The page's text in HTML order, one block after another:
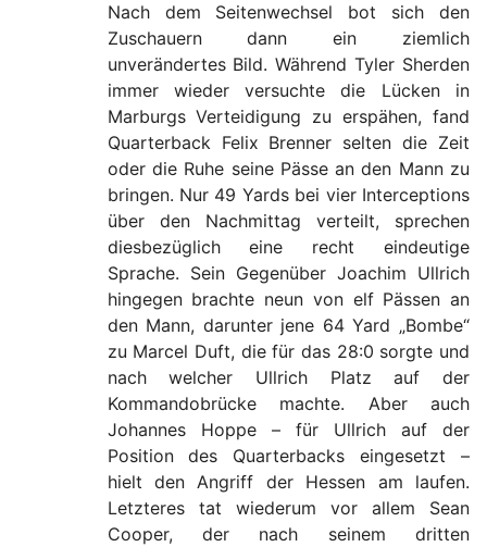
Nach dem Seitenwechsel bot sich den
Zuschauern dann ein ziemlich
unverändertes Bild. Während Tyler Sherden
immer wieder versuchte die Lücken in
Marburgs Verteidigung zu erspähen, fand
Quarterback Felix Brenner selten die Zeit
oder die Ruhe seine Pässe an den Mann zu
bringen. Nur 49 Yards bei vier Interceptions
über den Nachmittag verteilt, sprechen
diesbezüglich eine recht eindeutige
Sprache. Sein Gegenüber Joachim Ullrich
hingegen brachte neun von elf Pässen an
den Mann, darunter jene 64 Yard „Bombe“
zu Marcel Duft, die für das 28:0 sorgte und
nach welcher Ullrich Platz auf der
Kommandobrücke machte. Aber auch
Johannes Hoppe – für Ullrich auf der
Position des Quarterbacks eingesetzt –
hielt den Angriff der Hessen am laufen.
Letzteres tat wiederum vor allem Sean
Cooper, der nach seinem dritten